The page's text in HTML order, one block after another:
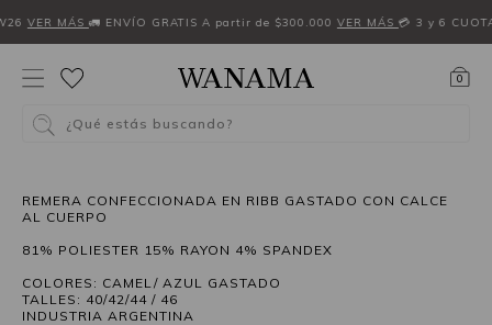
VER MÁS 🚛 ENVÍO GRATIS A partir de $300.000 VER MÁS 💳 3 y 6
0
¿Qué estás buscando?
REMERA CONFECCIONADA EN RIBB GASTADO CON CALCE
AL CUERPO
81% POLIESTER 15% RAYON 4% SPANDEX
COLORES: CAMEL/ AZUL GASTADO
TALLES: 40/42/44 / 46
INDUSTRIA ARGENTINA